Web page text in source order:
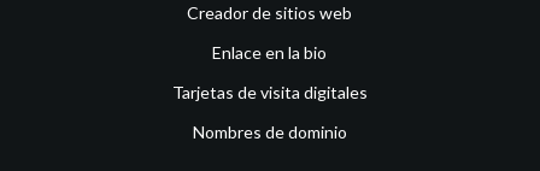
Creador de sitios web
Enlace en la bio
Tarjetas de visita digitales
Nombres de dominio